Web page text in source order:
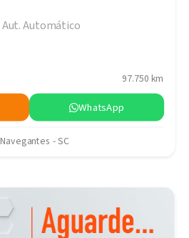
Aut. Automático
97.750 km
WhatsApp
Navegantes - SC